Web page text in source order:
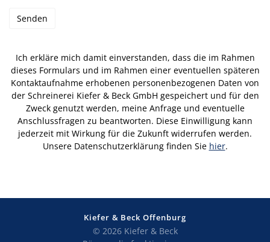
Ich erkläre mich damit einverstanden, dass die im Rahmen
dieses Formulars und im Rahmen einer eventuellen späteren
Kontaktaufnahme erhobenen personenbezogenen Daten von
der Schreinerei Kiefer & Beck GmbH gespeichert und für den
Zweck genutzt werden, meine Anfrage und eventuelle
Anschlussfragen zu beantworten. Diese Einwilligung kann
jederzeit mit Wirkung für die Zukunft widerrufen werden.
Unsere Datenschutzerklärung finden Sie hier.
Kiefer & Beck Offenburg
© 2026 Kiefer & Beck